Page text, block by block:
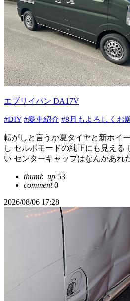
エブリイバン DA17V
#DIY #愛車紹介 #8月もよろしくお
転がしと言うか夏タイヤと新ホイ
し セルボモードの純正にも見える
い センターキャップはなんかあれ
thumb_up 53
comment0
2026/08/06 17:28